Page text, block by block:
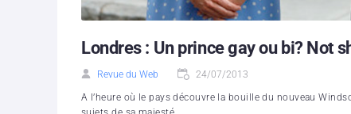
Londres : Un prince gay ou bi? Not
Revue du Web 24/07/2013
A l’heure où le pays découvre la bouille du nouveau